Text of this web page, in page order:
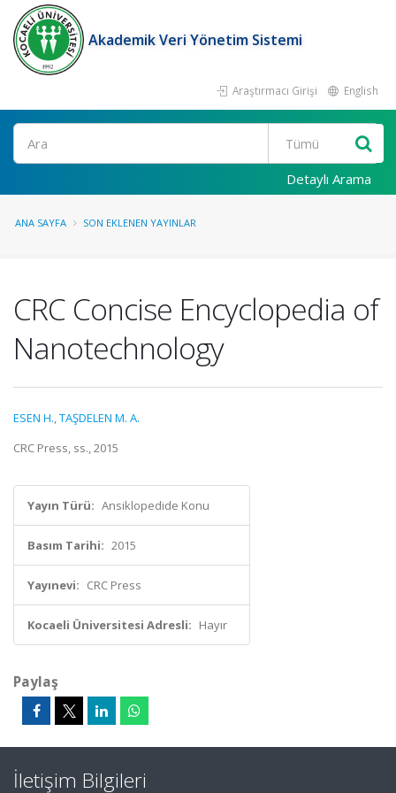
Akademik Veri Yönetim Sistemi
Araştırmacı Girişi English
Ara
Detaylı Arama
ANA SAYFA SON EKLENEN YAYINLAR
CRC Concise Encyclopedia of
Nanotechnology
ESEN H.,TAŞDELEN M. A.
CRC Press, ss., 2015
Yayın Türü: Ansiklopedide Konu
Basım Tarihi: 2015
Yayınevi: CRC Press
Kocaeli Üniversitesi Adresli: Hayır
Paylaş
İletişim Bilgileri